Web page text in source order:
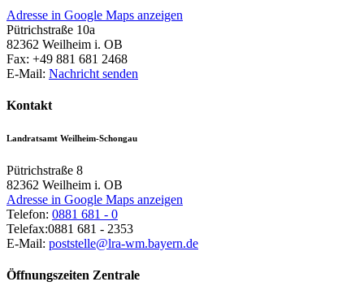
Adresse in Google Maps anzeigen
Pütrichstraße 10a
82362 Weilheim i. OB
Fax: +49 881 681 2468
E-Mail: Nachricht senden
Kontakt
Landratsamt Weilheim-Schongau
Pütrichstraße 8
82362 Weilheim i. OB
Adresse in Google Maps anzeigen
Telefon: 0881 681 - 0
Telefax:0881 681 - 2353
E-Mail: poststelle@lra-wm.bayern.de
Öffnungszeiten Zentrale